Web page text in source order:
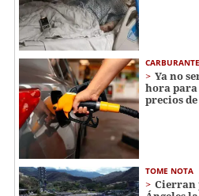
Ya no
hora
precios
TOME NOTA
Cierran